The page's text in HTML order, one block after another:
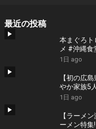
最近の投稿
本まぐろ
メ #沖縄
1日 ago
【初の広
やか家族5
風情溢れる
全国制覇！
1日 ago
【ラーメ
ーメン特集